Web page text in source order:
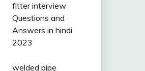
fitter interview
Questions and
Answers in hindi
2023
welded pipe